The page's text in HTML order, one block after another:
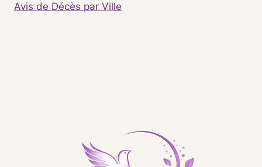
Avis de Décès par Ville